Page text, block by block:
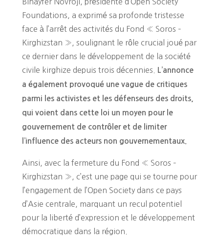
Foundations, a exprimé sa profonde tristesse
face à l’arrêt des activités du Fond « Soros –
Kirghizstan », soulignant le rôle crucial joué par
ce dernier dans le développement de la société
civile kirghize depuis trois décennies.
L’annonce
a également provoqué une vague de critiques
parmi les activistes et les défenseurs des droits,
qui voient dans cette loi un moyen pour le
gouvernement de contrôler et de limiter
l’influence des acteurs non gouvernementaux.
Ainsi, avec la fermeture du Fond « Soros –
Kirghizstan », c’est une page qui se tourne pour
l’engagement de l’Open Society dans ce pays
d’Asie centrale, marquant un recul potentiel
pour la liberté d’expression et le développement
démocratique dans la région.